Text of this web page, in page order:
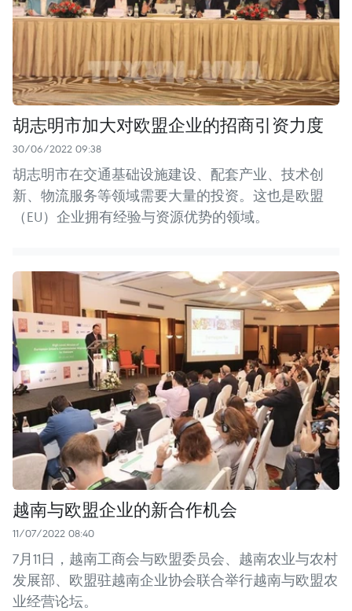
胡志明市加大对欧盟企业的招商引资力度
30/06/2022 09:38
胡志明市在交通基础设施建设、配套产业、技术创
新、物流服务等领域需要大量的投资。这也是欧盟
（EU）企业拥有经验与资源优势的领域。
越南与欧盟企业的新合作机会
11/07/2022 08:40
7月11日，越南工商会与欧盟委员会、越南农业与农村
发展部、欧盟驻越南企业协会联合举行越南与欧盟农
业经营论坛。